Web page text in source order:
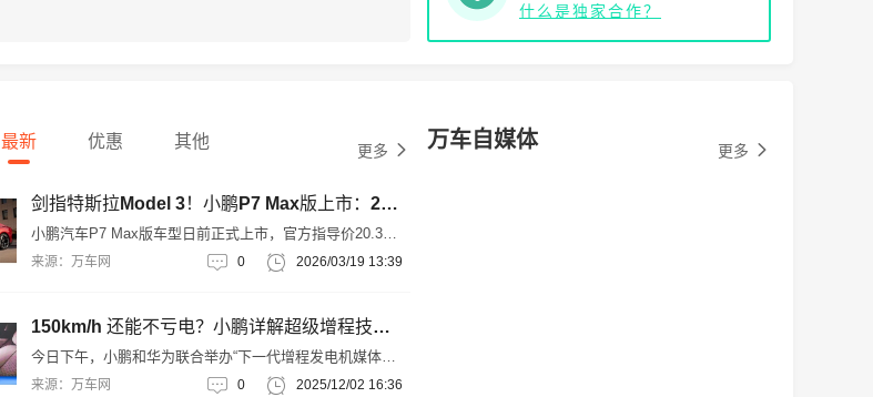
什么是独家合作？
最新 优惠 其他 更多
剑指特斯拉Model 3！小鹏P7 Max版上市：20.38万起
小鹏汽车P7 Max版车型日前正式上市，官方指导价20.38
万元起，共推出702 Max、820 Max、750四驱Max三个版
来源：万车网 0 2026/03/19 13:39
150km/h 还能不亏电？小鹏详解超级增程技术，四大研发挑战曝光
今日下午，小鹏和华为联合举办“下一代增程发电机媒体技
术分享会”。会上，小鹏汽车详细小鹏X9超级增程动力系统
来源：万车网 0 2025/12/02 16:36
万车自媒体 更多